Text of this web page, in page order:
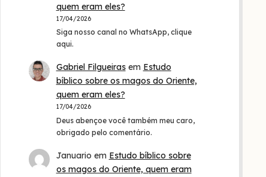
quem eram eles?
17/04/2026
Siga nosso canal no WhatsApp, clique
aqui.
Gabriel Filgueirasem Estudo
bíblico sobre os magos do Oriente,
quem eram eles?
17/04/2026
Deus abençoe você também meu caro,
obrigado pelo comentário.
Januario em Estudo bíblico sobre
os magos do Oriente, quem eram